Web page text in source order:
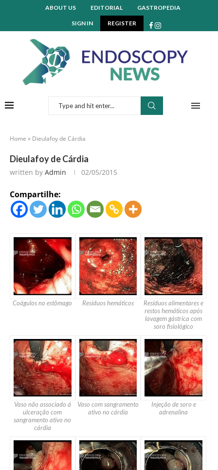
ABOUT US EDITORIAL GASTROPEDIA
SIGN IN REGISTER
Home » Dieulafoy de Cárdia
Dieulafoy de Cárdia
written by Admin 02/05/2015
Compartilhe:
Coágulos no estômago Resíduos hemáticos
Resíduos alimentares e
restos hemáticos após
lavagem gástrica com
soro fisiológico
Vaso não associado á
ulceração com
sangramento ativo no
cárdia
Vaso com sangramento
ativo no cárdia
Injeção de soro e
adrenalina